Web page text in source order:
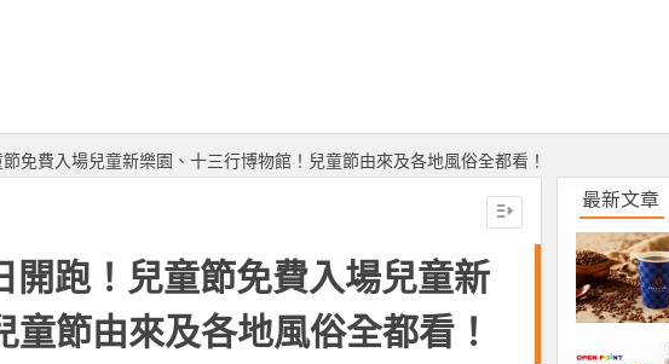
免費入場兒童新樂園、十三行博物館！兒童節由來及各地風俗全都看！
開跑！兒童節免費入場兒童新
節由來及各地風俗全都看！
最新文章